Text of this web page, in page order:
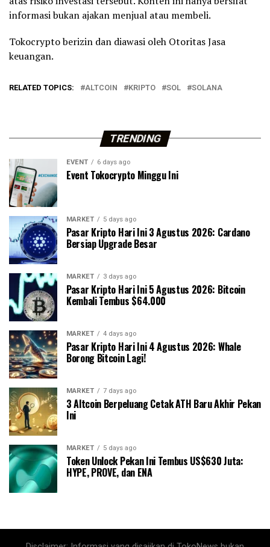
informasi bukan ajakan menjual atau membeli.
Tokocrypto berizin dan diawasi oleh Otoritas Jasa
keuangan.
RELATED TOPICS: ALTCOIN KRIPTO SOL SOLANA
TRENDING
EVENT 6 days ago
Event Tokocrypto Minggu Ini
MARKET 5 days ago
Pasar Kripto Hari Ini 3 Agustus 2026: Cardano
Bersiap Upgrade Besar
MARKET 3 days ago
Pasar Kripto Hari Ini 5 Agustus 2026: Bitcoin
Kembali Tembus $64.000
MARKET 4 days ago
Pasar Kripto Hari Ini 4 Agustus 2026: Whale
Borong Bitcoin Lagi!
MARKET 7 days ago
3 Altcoin Berpeluang Cetak ATH Baru Akhir Pekan
Ini
MARKET 5 days ago
Token Unlock Pekan Ini Tembus US$630 Juta:
HYPE, PROVE, dan ENA